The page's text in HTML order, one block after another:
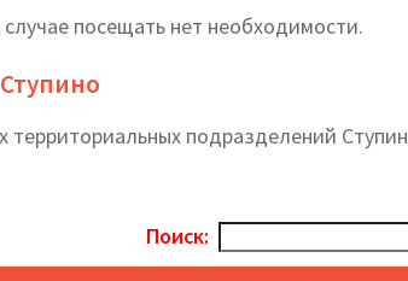
посещать нет необходимости.
территориальных подразделений
Поиск: